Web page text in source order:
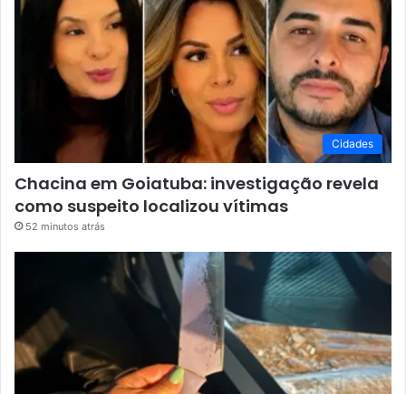
Cidades
Chacina em Goiatuba: investigação revela
como suspeito localizou vítimas
52 minutos atrás